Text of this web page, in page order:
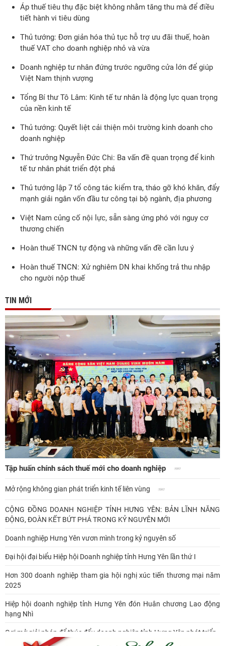
Áp thuế tiêu thụ đặc biệt không nhằm tăng thu mà để điều
tiết hành vi tiêu dùng
Thủ tướng: Đơn giản hóa thủ tục hỗ trợ ưu đãi thuế, hoàn
thuế VAT cho doanh nghiệp nhỏ và vừa
Doanh nghiệp tư nhân đứng trước ngưỡng cửa lớn để giúp
Việt Nam thịnh vượng
Tổng Bí thư Tô Lâm: Kinh tế tư nhân là động lực quan trọng
của nền kinh tế
Thủ tướng: Quyết liệt cải thiện môi trường kinh doanh cho
doanh nghiệp
Thứ trưởng Nguyễn Đức Chi: Ba vấn đề quan trọng để kinh
tế tư nhân phát triển đột phá
Thủ tướng lập 7 tổ công tác kiểm tra, tháo gỡ khó khăn, đẩy
mạnh giải ngân vốn đầu tư công tại bộ ngành, địa phương
Việt Nam củng cố nội lực, sẵn sàng ứng phó với nguy cơ
thương chiến
Hoàn thuế TNCN tự động và những vấn đề cần lưu ý
Hoàn thuế TNCN: Xử nghiêm DN khai khống trả thu nhập
cho người nộp thuế
TIN MỚI
Tập huấn chính sách thuế mới cho doanh nghiệp
Mở rộng không gian phát triển kinh tế liên vùng
CỘNG ĐỒNG DOANH NGHIỆP TỈNH HƯNG YÊN: BẢN LĨNH NĂNG
ĐỘNG, ĐOÀN KẾT BỨT PHÁ TRONG KỶ NGUYÊN MỚI
Doanh nghiệp Hưng Yên vươn mình trong kỷ nguyên số
Đại hội đại biểu Hiệp hội Doanh nghiệp tỉnh Hưng Yên lần thứ I
Hơn 300 doanh nghiệp tham gia hội nghị xúc tiến thương mại năm
2025
Hiệp hội doanh nghiệp tỉnh Hưng Yên đón Huân chương Lao động
hạng Nhì
Gợi mở giải pháp để thúc đẩy doanh nghiệp tỉnh Hưng Yên phát triển